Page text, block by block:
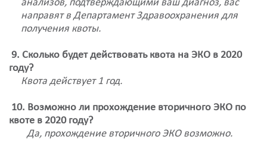
анализов, подтверждающими ваш диагноз, вас
направят в Департамент Здравоохранения для
получения квоты.
9. Сколько будет действовать квота на ЭКО в 2020
году?
Квота действует 1 год.
10. Возможно ли прохождение вторичного ЭКО по
квоте в 2020 году?
Да, прохождение вторичного ЭКО возможно.